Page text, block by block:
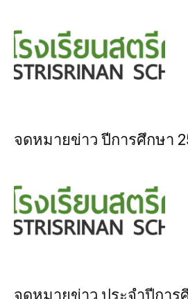
จดหมายข่าว ปีการศึกษา
จดหมายข่าว ประจำปีการ